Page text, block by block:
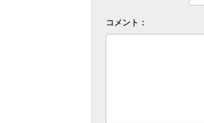
コメント：